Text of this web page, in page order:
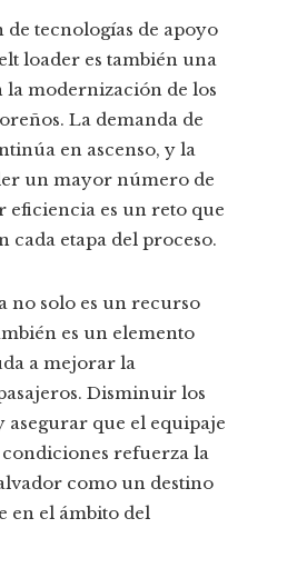
tecnologías de apoyo
loader es también una
la modernización de los
La demanda de
en ascenso, y la
un mayor número de
eficiencia es un reto que
cada etapa del proceso.
no solo es un recurso
es un elemento
a mejorar la
Disminuir los
asegurar que el equipaje
refuerza la
como un destino
en el ámbito del